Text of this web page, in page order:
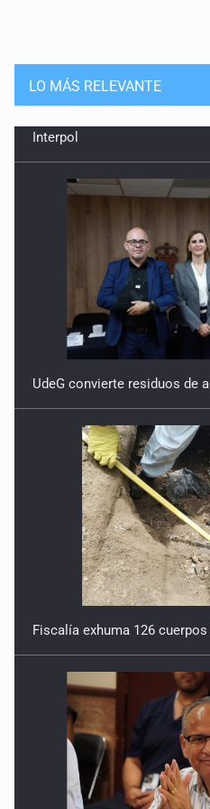
LO MÁS RELEVANTE
UdeG convierte residuos de
Fiscalía exhuma 126